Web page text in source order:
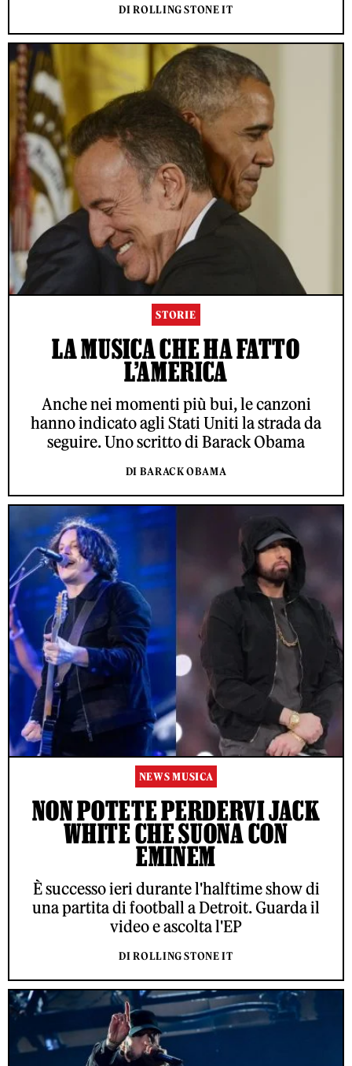
DI ROLLING STONE IT
STORIE
LA MUSICA CHE HA FATTO
L’AMERICA
Anche nei momenti più bui, le canzoni
hanno indicato agli Stati Uniti la strada da
seguire. Uno scritto di Barack Obama
DI BARACK OBAMA
NEWS MUSICA
NON POTETE PERDERVI JACK
WHITE CHE SUONA CON
EMINEM
È successo ieri durante l'halftime show di
una partita di football a Detroit. Guarda il
video e ascolta l'EP
DI ROLLING STONE IT